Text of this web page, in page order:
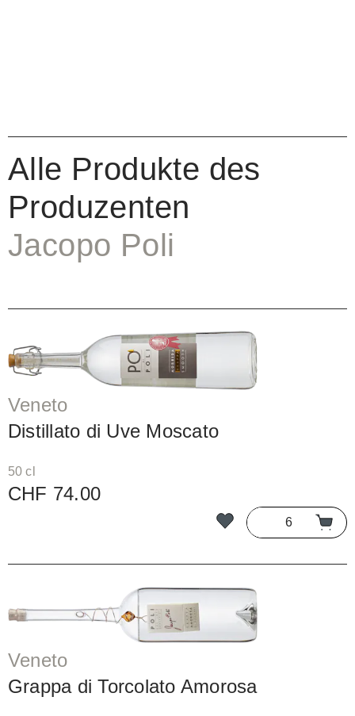
Alle Produkte des
Produzenten
Jacopo Poli
Veneto
Distillato di Uve Moscato
50 cl
CHF 74.00
Veneto
Grappa di Torcolato Amorosa